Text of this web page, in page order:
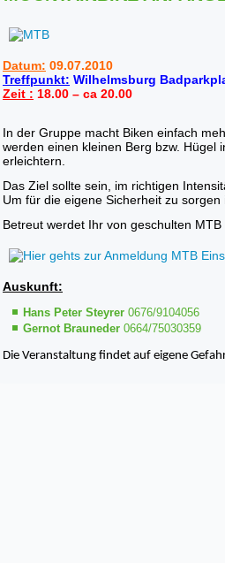
Datum: 09.07.2010
Treffpunkt: Wilhelmsburg
Zeit : 18.00 – ca 20.00
In der Gruppe macht Biken einfach
werden einen kleinen Berg bzw. Hügel
erleichtern.
Das Ziel sollte sein, im richtigen
Um für die eigene Sicherheit zu
Betreut werdet Ihr von geschulten MTB
Auskunft:
Hans Peter Steyrer 0676/9104056
Gernot Brauneder 0664/75030359
Die Veranstaltung findet auf eigene